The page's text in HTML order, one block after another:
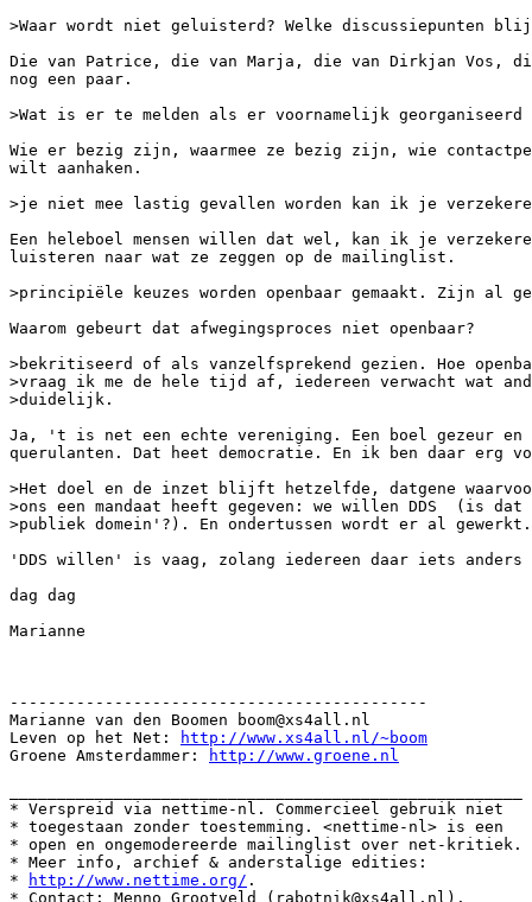
>Waar wordt niet geluisterd? Welke discussiepunten
Die van Patrice, die van Marja, die van Dirkjan Vos,
nog een paar.
>Wat is er te melden als er voornamelijk
Wie er bezig zijn, waarmee ze bezig zijn, wie
wilt aanhaken.
>je niet mee lastig gevallen worden kan ik je
Een heleboel mensen willen dat wel, kan ik je
luisteren naar wat ze zeggen op de mailinglist.
>principiële keuzes worden openbaar gemaakt. Zijn al
Waarom gebeurt dat afwegingsproces niet openbaar?
>bekritiseerd of als vanzelfsprekend gezien. Hoe
>vraag ik me de hele tijd af, iedereen verwacht wat
>duidelijk.
Ja, 't is net een echte vereniging. Een boel gezeur en
querulanten. Dat heet democratie. En ik ben daar erg
>Het doel en de inzet blijft hetzelfde, datgene
>ons een mandaat heeft gegeven: we willen DDS  (is
>publiek domein'?). En ondertussen wordt er al gewerkt.
'DDS willen' is vaag, zolang iedereen daar iets anders
dag dag
Marianne
--------------------------------------------
Marianne van den Boomen boom@xs4all.nl
Leven op het Net:
http://www.xs4all.nl/~boom
Groene Amsterdammer:
http://www.groene.nl
* Verspreid via nettime-nl. Commercieel gebruik niet
* toegestaan zonder toestemming. <nettime-nl> is een
* open en ongemodereerde mailinglist over net-kritiek.
* Meer info, archief & anderstalige edities:
*
http://www.nettime.org/ .